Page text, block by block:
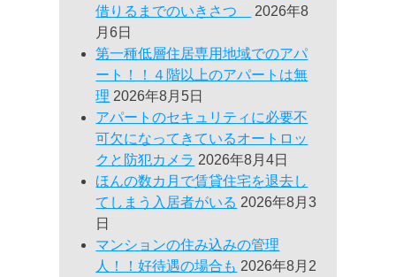
借りるまでのいきさつ
2026年8
月6日
第一種低層住居専用地域でのアパ
ート！！４階以上のアパートは無
理 2026年8月5日
アパートのセキュリティに必要不
可欠になってきているオートロッ
クと防犯カメラ 2026年8月4日
ほんの数カ月で賃貸住宅を退去し
てしまう入居者がいる 2026年8月3
日
マンションの住み込みの管理
人！！好待遇の場合も 2026年8月2